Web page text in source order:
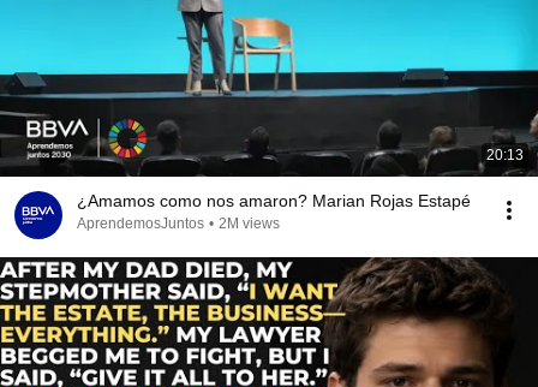
20:13
¿Amamos como nos amaron? Marian Rojas Estapé
AprendemosJuntos • 2M views